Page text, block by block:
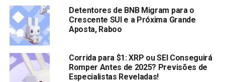
Binance Coin (BNB): Choque com a queda do preço do
BNB
Apenas uma semana atrás, o preço do BNB estava tão
perto de seu ATH. Era dado como certo que o BNB iria
avançar, mas caiu 10% na última semana e está apenas em
queda. Sussurros nervosos de um mercado bear estão
Detentores de BNB Migram para o
Crescente SUI e a Próxima Grande
Aposta, Raboo
Corrida para $1: XRP ou SEI Conseguirá
Romper Antes de 2025? Previsões de
Especialistas Reveladas!